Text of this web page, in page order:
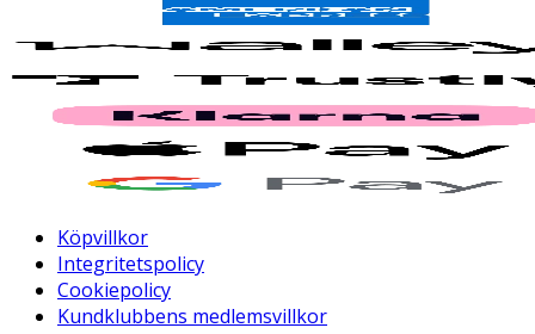
Köpvillkor
Integritetspolicy
Cookiepolicy
Kundklubbens medlemsvillkor